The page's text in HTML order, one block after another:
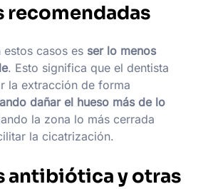
recomendadas
estos casos es ser lo menos
. Esto significa que el dentista
la extracción de forma
dañar el hueso más de lo
la zona lo más cerrada
la cicatrización.
antibiótica y otras